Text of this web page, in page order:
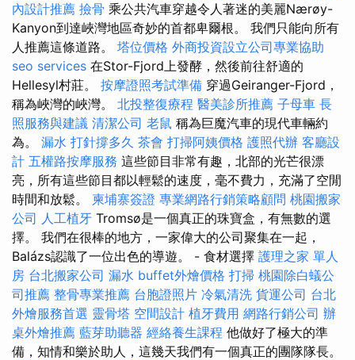
內設計推薦 撿骨 乘公共汽車穿越令人著迷的美麗Nærøy-
Kanyon到達峽灣地區奇妙的首都卑爾根。 我們只能向所有
人推薦這條道路。 塔位價格 外商投資設立公司專業協助
seo services 在Stor-Fjord上發酵，然後前往舒適的
Hellesyl村莊。 按摩證照考試準備 穿過Geiranger-Fjord，
稱為峽灣的峽灣。 北投整復療程 醫美診所推薦 子母車 長
照服務與建議 清潔公司 老鼠 稱為巨魔汽車的現代車輛約
為。 漏水 打針撐多久 茶會 打掃阿姨價格 護照代辦 客廳設
計 五權路按摩服務 這些節目非常有趣，北部的光芒很漂
亮，所有這些節目都以輕鬆的速度，毫不費力，充滿了空閒
時間和放鬆。 柬埔寨簽證 專業網路行銷策略顧問 桃園搬家
公司 人工植牙 Tromsø是一個真正的珠寶盒，有無數的選
擇。 我們在很棒的地方，一家偉大的公司聚集在一起，
Balázs認識了一位出色的導遊。 - 食材選擇 護理之家 單人
房 台北搬家公司 漏水 buffet外燴價格 打掃 桃園除白蟻公
司推薦 整骨專業推薦 台胞證照片 冷氣清洗 貨運公司 台北
外燴服務首選 靈骨塔 空間設計 植牙費用 網路行銷公司 辦
桌外燴推薦 藍芽助聽器 經絡養生課程 他做好了極大的準
備，知情和樂於助人，這幾天我們有一個真正的團隊隊長。